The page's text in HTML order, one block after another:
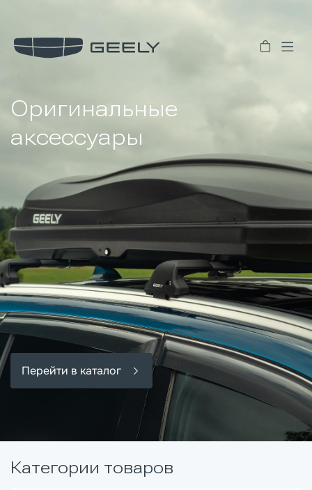
Оригинальные
аксессуары
Перейти в каталог
Категории товаров